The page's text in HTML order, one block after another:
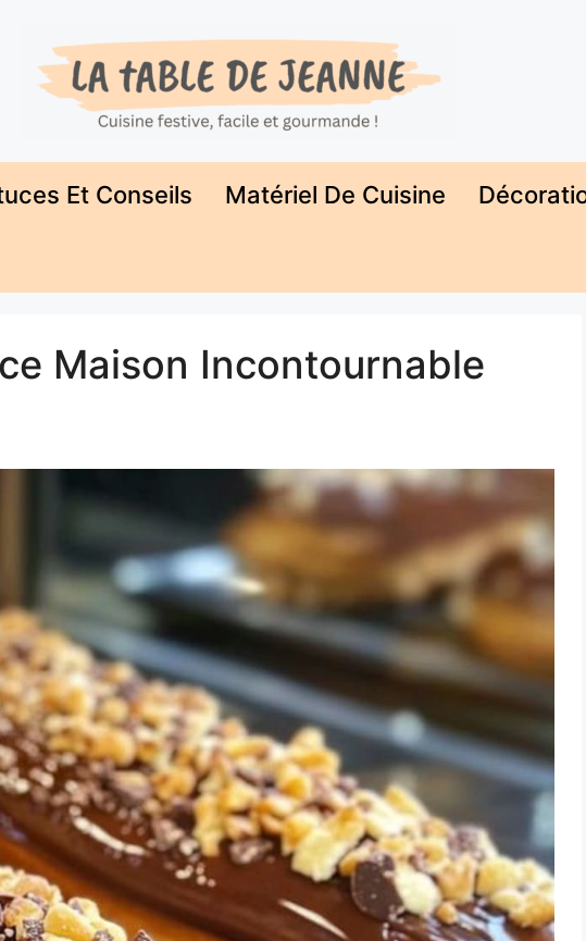
Et Conseils Matériel De Cuisine
Maison Incontournable